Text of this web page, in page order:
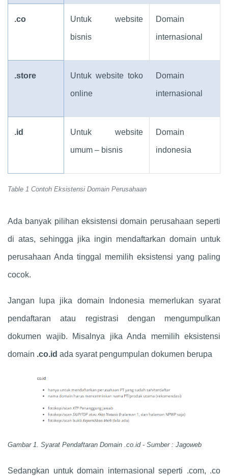
Table 1 Contoh Eksistensi Domain Perusahaan
.co Untuk website
bisnis
Domain
internasional
.store Untuk website toko
online
Domain
internasional
.id Untuk website
umum – bisnis
Domain
indonesia
Ada banyak pilihan eksistensi domain perusahaan seperti
di atas, sehingga jika ingin mendaftarkan domain untuk
perusahaan Anda tinggal memilih eksistensi yang paling
cocok.
Jangan lupa jika domain Indonesia memerlukan syarat
pendaftaran atau registrasi dengan mengumpulkan
dokumen wajib. Misalnya jika Anda memilih eksistensi
domain .co.id ada syarat pengumpulan dokumen berupa
Gambar 1. Syarat Pendaftaran Domain .co.id - Sumber : Jagoweb
Sedangkan untuk domain internasional seperti .com, .co